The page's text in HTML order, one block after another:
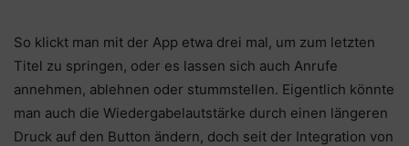
So klickt man mit der App etwa drei mal, um zum letzten
Titel zu springen, oder es lassen sich auch Anrufe
annehmen, ablehnen oder stummstellen. Eigentlich könnte
man auch die Wiedergabelautstärke durch einen längeren
Druck auf den Button ändern, doch seit der Integration von